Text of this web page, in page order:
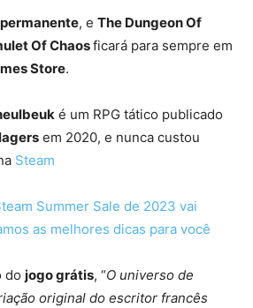
, e The Dungeon Of
Of Chaosficará para sempre em
Store.
é um RPG tático publicado
em 2020, e nunca custou
Steam
Summer Sale de 2023 vai
as melhores dicas para você
do jogo grátis, “O universo de
original do escritor francês